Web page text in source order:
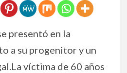
presentó en la
a su progenitor y un
víctima de 60 años